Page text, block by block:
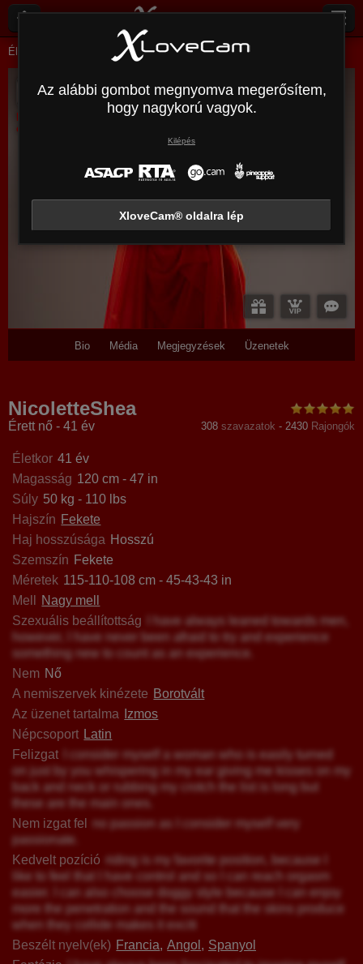
Élő webkamera Érett nő Nicoletteshea
NicoletteShea
Nem
csatlakozik
Bio Média Megjegyzések Üzenetek
308 szavazatok - 2430 Rajongók
NicoletteShea
Érett nő - 41 év
Életkor 41 év
Magasság 120 cm - 47 in
Súly 50 kg - 110 lbs
Hajszín Fekete
Haj hosszúsága Hosszú
Szemszín Fekete
Méretek 115-110-108 cm - 45-43-43 in
Mell
Nagy mell
Szexuális beállítottság
I have always leaned towards men,
however, I have never been afraid to try and experience
something new to count as an experience.
Nem Nő
A nemiszervek kinézete Borotvált
Az üzenet tartalma
Izmos
Népcsoport Latin
Felizgat
I consider myself a woman who is easily turned
on just by you whispering in my ear giving me kisses on my
back and neck or rubbing my crotch the list is long but
these are the main ones.
Nem izgat fel
no passion as I consider myself very
passionate.
Kedvelt pozíció
riding is my favorite position, because I
like to feel that I have control and so I can reach orgasm
easier. I can also choose doggy style because I can enjoy
more the penetration and the sound that the skins produce
when they collide makes it exciti
Beszélt nyelv(ek) Francia Angol
Spanyol
Az alábbi gombot megnyomva megerősítem,
hogy nagykorú vagyok.
Kilépés
XloveCam® oldalra lép